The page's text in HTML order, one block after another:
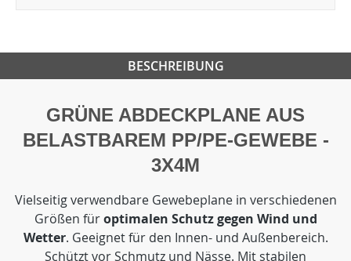
BESCHREIBUNG
GRÜNE ABDECKPLANE AUS
BELASTBAREM PP/PE-GEWEBE -
3X4M
Vielseitig verwendbare Gewebeplane in verschiedenen
Größen füroptimalen Schutz gegen Wind und
Wetter. Geeignet für den Innen- und Außenbereich.
Schützt vor Schmutz und Nässe. Mit stabilen